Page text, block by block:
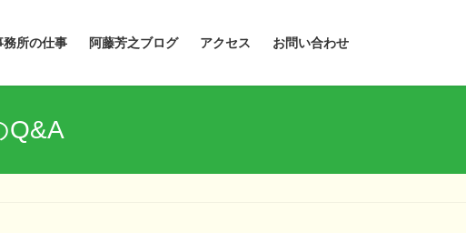
務所の仕事 阿藤芳之ブログ アクセス お問い合わせ
Q&A